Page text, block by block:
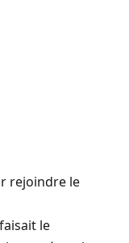
rejoindre le
le